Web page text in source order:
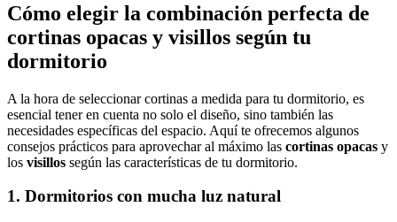
Cómo elegir la combinación perfecta de
cortinas opacas y visillos según tu
dormitorio
A la hora de seleccionar cortinas a medida para tu dormitorio, es
esencial tener en cuenta no solo el diseño, sino también las
necesidades específicas del espacio. Aquí te ofrecemos algunos
consejos prácticos para aprovechar al máximo las cortinas opacas y
los visillos según las características de tu dormitorio.
1. Dormitorios con mucha luz natural